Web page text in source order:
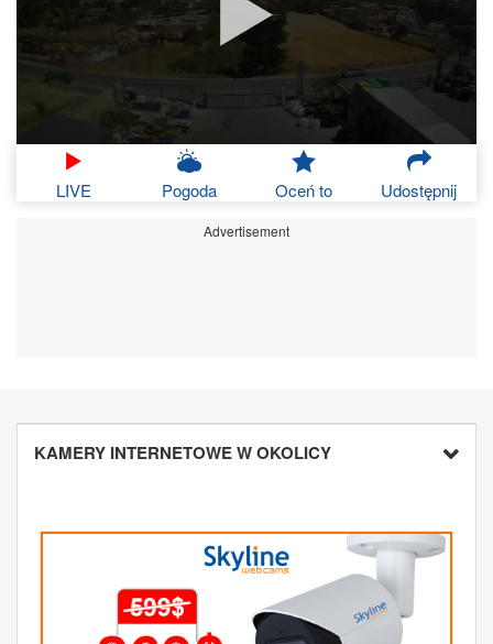
LIVE Pogoda Oceń to Udostępnij
Advertisement
KAMERY INTERNETOWE W OKOLICY